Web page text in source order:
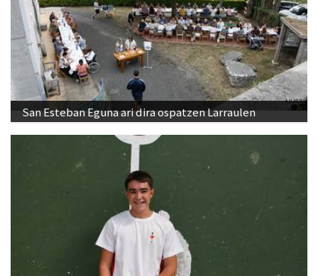
San Esteban Eguna ari dira ospatzen Larraulen